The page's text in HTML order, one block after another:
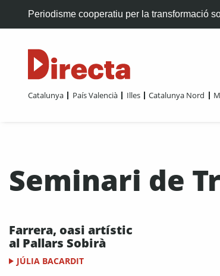
Periodisme cooperatiu per la transformació
Catalunya País Valencià Illes Catalunya Nord
Seminari de
Farrera, oasi artístic
al Pallars Sobirà
JÚLIA BACARDIT